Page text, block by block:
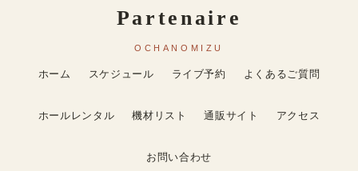
ホーム スケジュール ライブ予約 よくあるご質問
ホールレンタル 機材リスト 通販サイト アクセス
お問い合わせ